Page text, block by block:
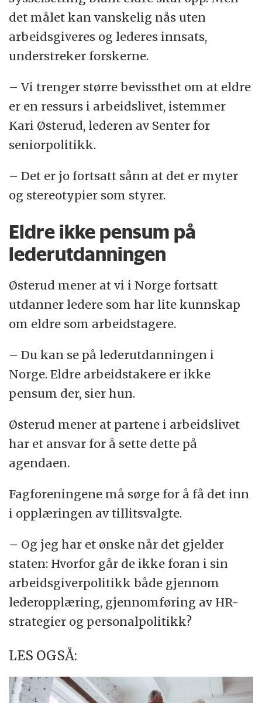
det målet kan vanskelig nås uten
arbeidsgiveres og lederes innsats,
understreker forskerne.
– Vi trenger større bevissthet om at eldre
er en ressurs i arbeidslivet, istemmer
Kari Østerud, lederen av Senter for
seniorpolitikk.
– Det er jo fortsatt sånn at det er myter
og stereotypier som styrer.
Eldre ikke pensum på
lederutdanningen
Østerud mener at vi i Norge fortsatt
utdanner ledere som har lite kunnskap
om eldre som arbeidstagere.
– Du kan se på lederutdanningen i
Norge. Eldre arbeidstakere er ikke
pensum der, sier hun.
Østerud mener at partene i arbeidslivet
har et ansvar for å sette dette på
agendaen.
Fagforeningene må sørge for å få det inn
i opplæringen av tillitsvalgte.
– Og jeg har et ønske når det gjelder
staten: Hvorfor går de ikke foran i sin
arbeidsgiverpolitikk både gjennom
lederopplæring, gjennomføring av HR-
strategier og personalpolitikk?
LES OGSÅ: